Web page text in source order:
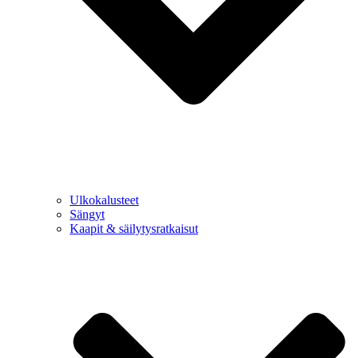
Ulkokalusteet
Sängyt
Kaapit & säilytysratkaisut